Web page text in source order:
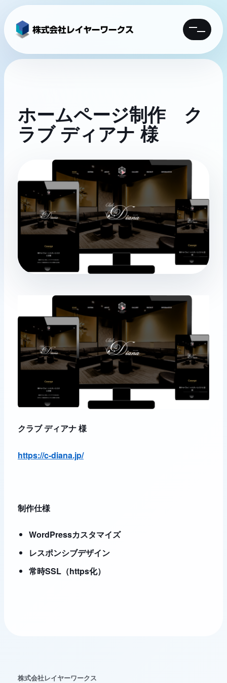
MENU
ホームページ制作 ク
ラブ ディアナ 様
クラブ ディアナ 様
https://c-diana.jp/
制作仕様
WordPressカスタマイズ
レスポンシブデザイン
常時SSL（https化）
株式会社レイヤーワークス
レイヤーワークス AIチャット
こんにちは。Web制作、AI活用、WordPress運用に
ついて、相談内容の整理をお手伝いします。